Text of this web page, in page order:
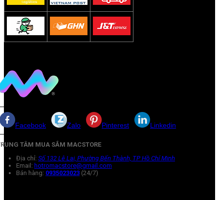
Facebook Zalo Pinterest Linkedin
TÂM MUA SẮM MACSTORE
Địa chỉ: Số 132 Lê Lai, Phường Bến Thành, TP Hồ Chí Minh
Email: hotromacstore@gmail.com
Bán hàng: 0935023023 (24/7)